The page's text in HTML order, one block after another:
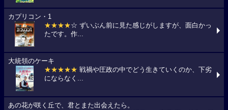
カプリコン・1
★★★★☆ ずいぶん前に見た感じがしますが、面白かっ
たです。作...
大統領のケーキ
★★★★★ 戦禍や圧政の中でどう生きていくのか、下劣
にならなく...
あの花が咲く丘で、君とまた出会えたら。